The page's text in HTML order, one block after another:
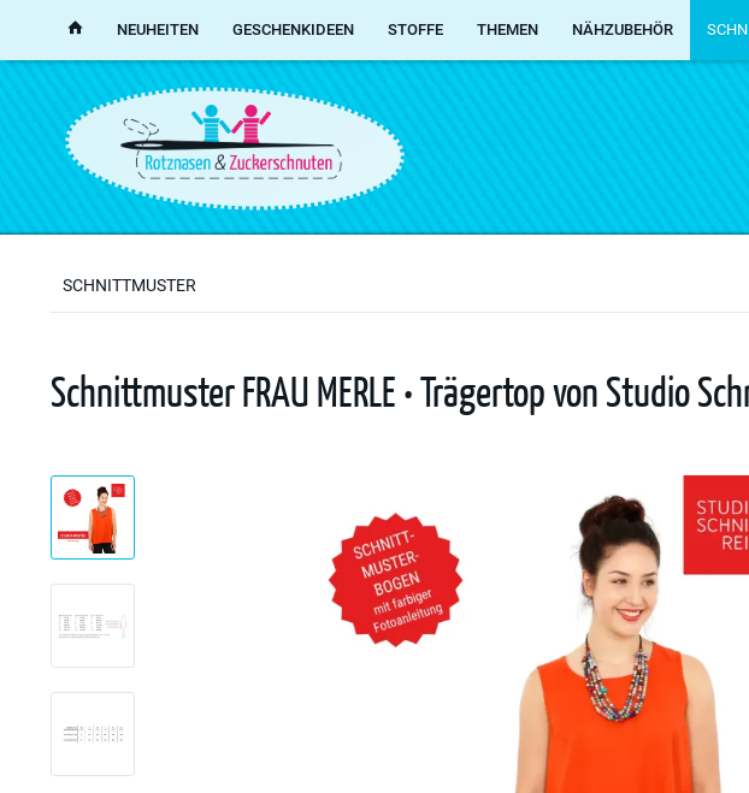
NEUHEITEN GESCHENKIDEEN STOFFE THEMEN NÄHZUBEHÖR
SCHNITTMUSTER
Schnittmuster FRAU MERLE • Trägertop von Studio